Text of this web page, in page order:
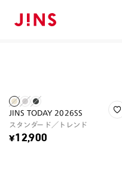
JINS TODAY 2026SS
スタンダード／トレンド
¥12,900